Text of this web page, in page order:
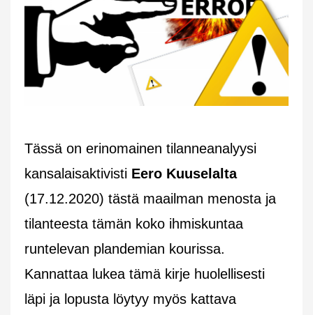
Tässä on erinomainen tilanneanalyysi
kansalaisaktivisti Eero Kuuselalta
(17.12.2020) tästä maailman menosta ja
tilanteesta tämän koko ihmiskuntaa
runtelevan plandemian kourissa.
Kannattaa lukea tämä kirje huolellisesti
läpi ja lopusta löytyy myös kattava